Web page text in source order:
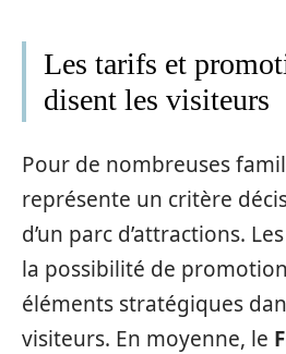
Les tarifs et
disent les visiteurs
Pour de nombreuses
représente un critère
d’un parc d’attractions.
la possibilité de
éléments stratégiques
visiteurs. En moyenne, le